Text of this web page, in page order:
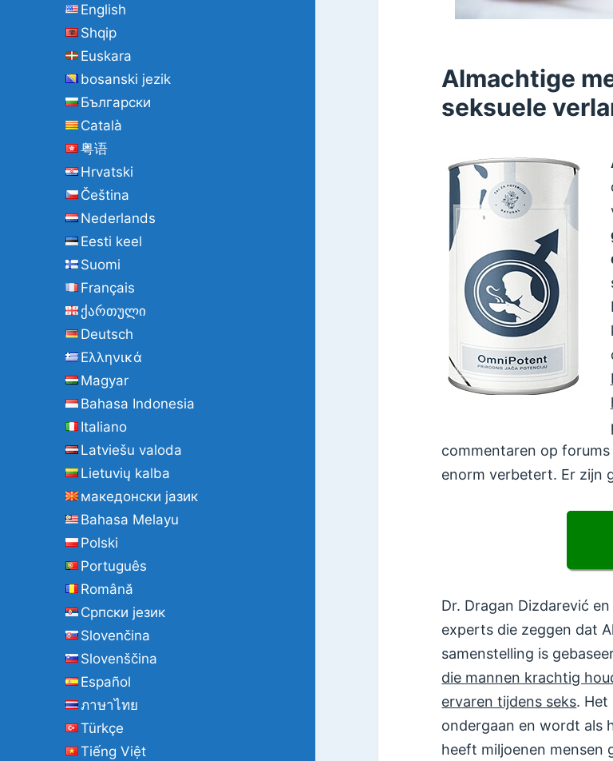
English
Shqip
Euskara
bosanski jezik
Български
Català
粤语
Hrvatski
Čeština
Nederlands
Eesti keel
Suomi
Français
ქართული
Deutsch
Ελληνικά
Magyar
Bahasa Indonesia
Italiano
Latviešu valoda
Lietuvių kalba
македонски јазик
Bahasa Melayu
Polski
Português
Română
Cрпски језик
Slovenčina
Slovenščina
Español
ภาษาไทย
Türkçe
Tiếng Việt
Almachtige
seksuele
commentaren op
enorm verbetert. Er zijn
Dr. Dragan Dizdarević
experts die zeggen dat
samenstelling is
die mannen krachtig
ervaren tijdens seks.
ondergaan en wordt als
heeft miljoenen mensen